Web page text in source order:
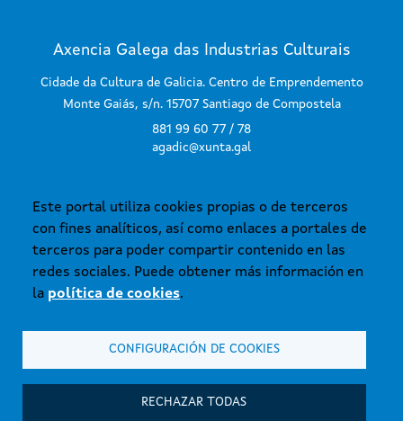
Este portal utiliza cookies propias o de terceros
con fines analíticos, así como enlaces a portales de
terceros para poder compartir contenido en las
redes sociales. Puede obtener más información en
la política de cookies.
CONFIGURACIÓN DE COOKIES
RECHAZAR TODAS
Axencia Galega das Industrias Culturais
Cidade da Cultura de Galicia. Centro de Emprendemento
Monte Gaiás, s/n. 15707 Santiago de Compostela
881 99 60 77 / 78
agadic@xunta.gal
SUSCRÍBETE AL BOLETÍN
© Xunta de Galicia. Información mantenida y publicada en internet por la
Axencia Galega das Industrias Culturais.